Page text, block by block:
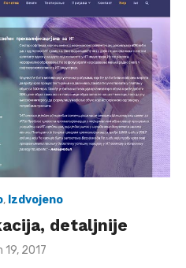
, Izdvojeno
detaljnije
19, 2017